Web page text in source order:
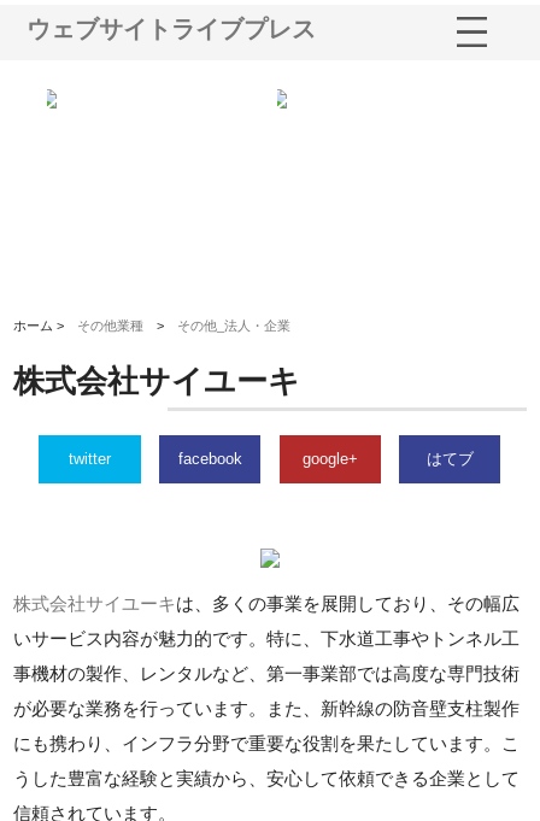
ウェブサイトライブプレス
ホーム > その他業種 > その他_法人・企業
株式会社サイユーキ
twitter facebook google+ はてブ
株式会社サイユーキは、多くの事業を展開しており、その幅広
いサービス内容が魅力的です。特に、下水道工事やトンネル工
事機材の製作、レンタルなど、第一事業部では高度な専門技術
が必要な業務を行っています。また、新幹線の防音壁支柱製作
にも携わり、インフラ分野で重要な役割を果たしています。こ
うした豊富な経験と実績から、安心して依頼できる企業として
信頼されています。